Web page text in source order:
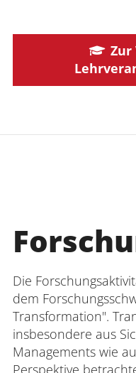
Zur
Die
dem
Transformation".
insbesondere aus
Managements wie
Perspektive